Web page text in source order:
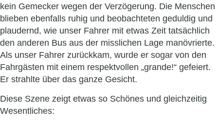
kein Gemecker wegen der Verzögerung. Die Menschen
blieben ebenfalls ruhig und beobachteten geduldig und
plaudernd, wie unser Fahrer mit etwas Zeit tatsächlich
den anderen Bus aus der misslichen Lage manövrierte.
Als unser Fahrer zurückkam, wurde er sogar von den
Fahrgästen mit einem respektvollen „grande!“ gefeiert.
Er strahlte über das ganze Gesicht.
Diese Szene zeigt etwas so Schönes und gleichzeitig
Wesentliches: